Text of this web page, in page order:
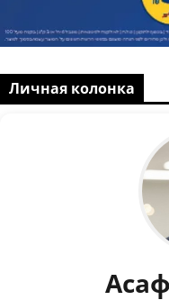
Личная колонка